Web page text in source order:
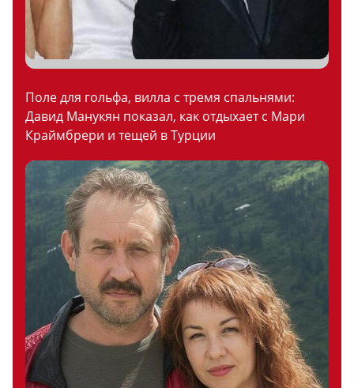
Поле для гольфа, вилла с тремя спальнями:
Давид Манукян показал, как отдыхает с Мари
Краймбрери и тещей в Турции